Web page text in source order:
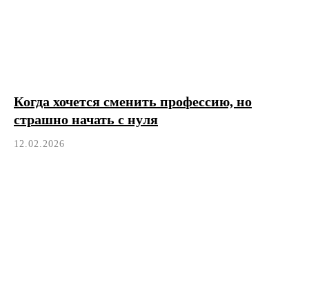
Когда хочется сменить профессию, но
страшно начать с нуля
12.02.2026